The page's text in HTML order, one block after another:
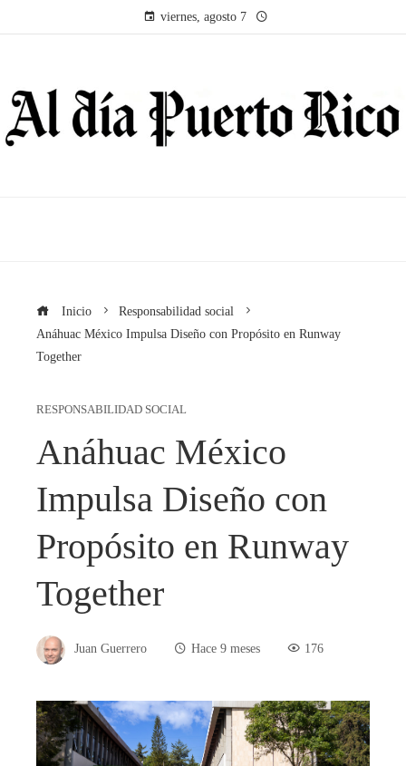
viernes, agosto 7
Inicio
Responsabilidad social
Anáhuac México Impulsa Diseño con Propósito en Runway
Together
RESPONSABILIDAD SOCIAL
Anáhuac México
Impulsa Diseño con
Propósito en Runway
Together
Juan Guerrero Hace 9 meses 176